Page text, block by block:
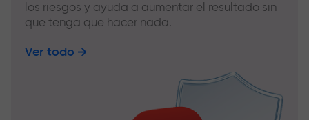
los riesgos y ayuda a aumentar el resultado sin
que tenga que hacer nada.
Ver todo